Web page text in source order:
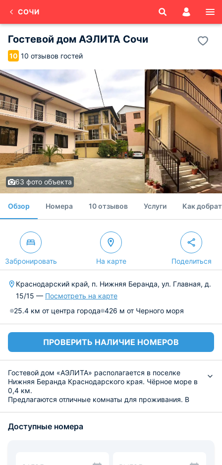
СОЧИ
Гостевой дом АЭЛИТА Сочи
10 10 отзывов гостей
63 фото объекта
Обзор Номера 10 отзывов Услуги Как
Забронировать На карте Поделиться
Краснодарский край, п. Нижняя Беранда, ул. Главная, д.
15/15 — Посмотреть на карте
25.4 км от центра города 426 м от Черного моря
ПРОВЕРИТЬ НАЛИЧИЕ НОМЕРОВ
Гостевой дом «АЭЛИТА» располагается в поселке
Нижняя Беранда Краснодарского края. Чёрное море в
0,4 км.
Предлагаются отличные комнаты для проживания. В
места, сплит-система, телевизор, WI-FI.
самостоятельно. Вечером работает бар, где можно
Доступные номера